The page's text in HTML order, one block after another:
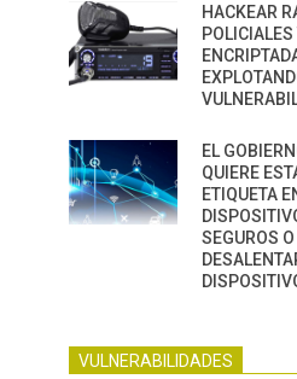
HACKEAR
EL
QUIERE
ETIQUETA
SEGUROS
VULNERABILIDADES